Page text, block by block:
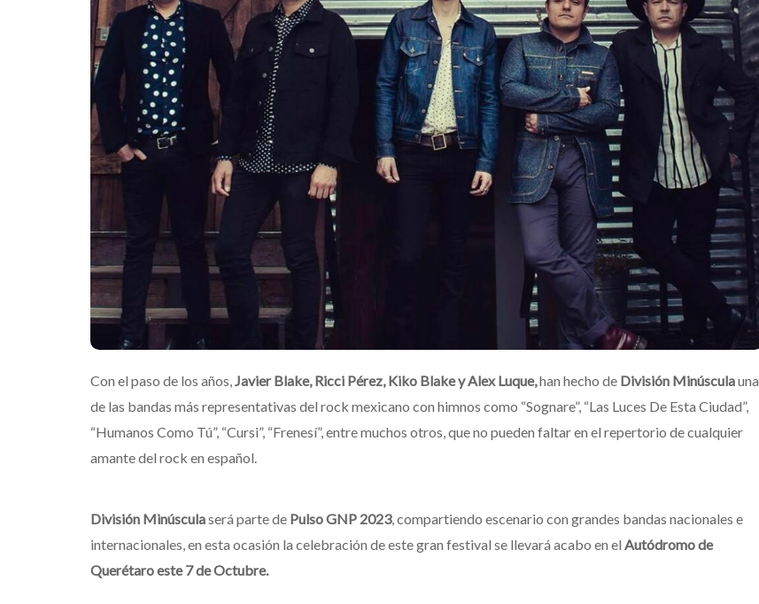
Con el paso de los años,Javier Blake, Ricci Pérez, Kiko Blake y Alex Luque,han hecho de División Minúsculauna
de las bandas más representativas del rock mexicano con himnos como “Sognare”, “Las Luces De Esta Ciudad”,
“Humanos Como Tú”, “Cursi”, “Frenesí”, entre muchos otros, que no pueden faltar en el repertorio de cualquier
amante del rock en español.
División Minúsculaserá parte de Pulso GNP 2023, compartiendo escenario con grandes bandas nacionales e
internacionales, en esta ocasión la celebración de este gran festival se llevará acabo en el Autódromo de
Querétaro este 7 de Octubre.
Destino Dos Equis 2026: La
gran celebración sonora
que transformará las
noches de Boca del Río y
Mérida
Edwin Jimenez Julio 13, 2026